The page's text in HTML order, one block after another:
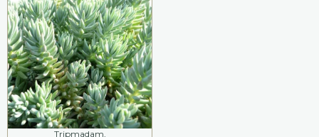
Tripmadam,